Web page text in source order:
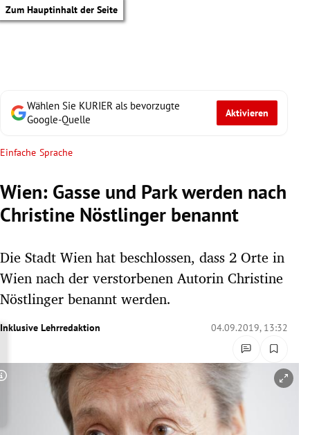
Zum Hauptinhalt der Seite
Untermenü
Untermenü
Untermenü
Wählen Sie KURIER als bevorzugte
Google-Quelle
Aktivieren
Einfache Sprache
Wien: Gasse und Park werden nach
Christine Nöstlinger benannt
Die Stadt Wien hat beschlossen, dass 2 Orte in
Wien nach der verstorbenen Autorin Christine
Nöstlinger benannt werden.
Inklusive Lehrredaktion 04.09.2019, 13:32
Copyright-Hinweis öffnen/schließen